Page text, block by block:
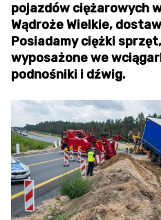
pojazdów ciężarowych
Wądroże Wielkie,
Posiadamy ciężki
wyposażone we
podnośniki i dźwig.